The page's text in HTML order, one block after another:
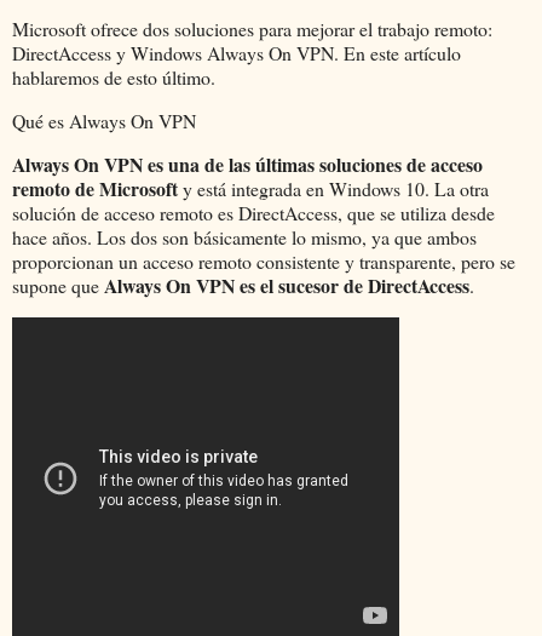
Microsoft ofrece dos soluciones para mejorar el trabajo remoto:
DirectAccess y Windows Always On VPN. En este artículo
hablaremos de esto último.
Qué es Always On VPN
Always On VPN es una de las últimas soluciones de acceso
remoto de Microsofty está integrada en Windows 10. La otra
solución de acceso remoto es DirectAccess, que se utiliza desde
hace años. Los dos son básicamente lo mismo, ya que ambos
proporcionan un acceso remoto consistente y transparente, pero se
supone queAlways On VPN es el sucesor de DirectAccess.